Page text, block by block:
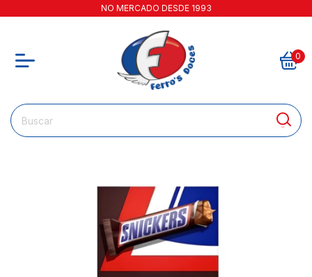
NO MERCADO DESDE 1993
0